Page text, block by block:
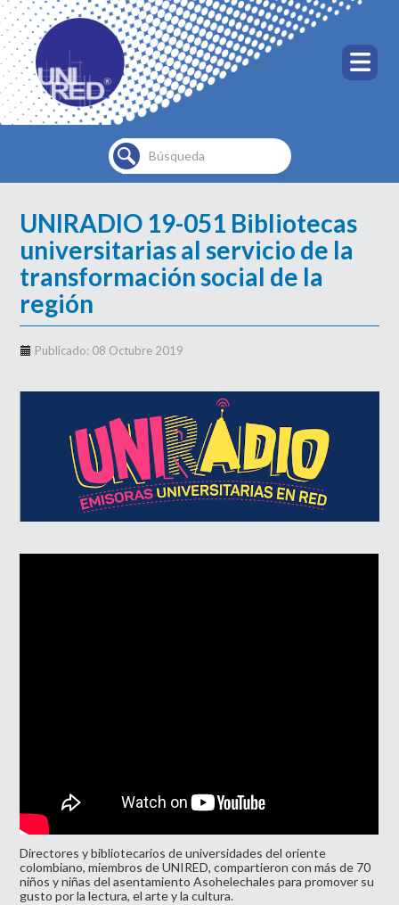
Buscar...
UNIRADIO 19-051 Bibliotecas
universitarias al servicio de la
transformación social de la
región
Publicado: 08 Octubre 2019
Directores y bibliotecarios de universidades del oriente
colombiano, miembros de UNIRED, compartieron con más de 70
niños y niñas del asentamiento Asohelechales para promover su
gusto por la lectura, el arte y la cultura.